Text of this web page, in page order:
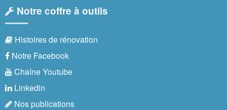
Notre coffre à outils
Histoires de rénovation
Notre Facebook
Chaîne Youtube
Linkedin
Nos publications